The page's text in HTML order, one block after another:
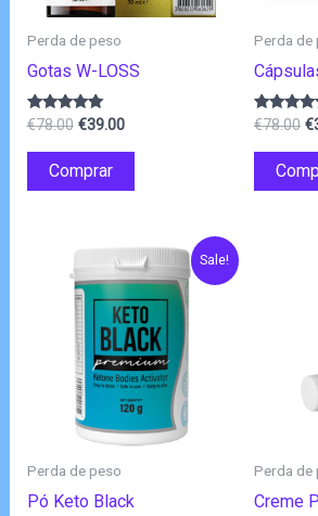
Perda de peso
Gotas W-LOSS
Avaliação
de 5
€78.00 O
original
era:
€39.00O
Comprar
Perda de
Avaliação
de 5
€78.00 O
€
Sale!
Perda de peso
Pó Keto Black
Perda de
Creme